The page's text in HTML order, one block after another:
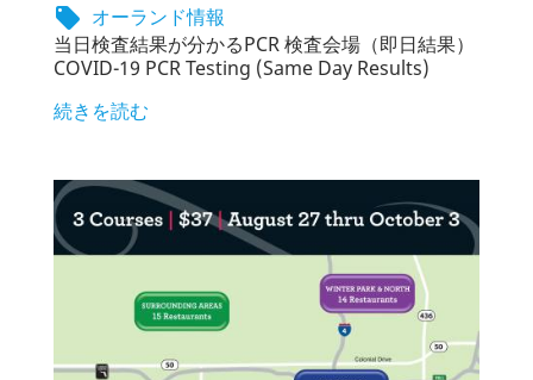
 オーランド情報
当日検査結果が分かるPCR 検査会場（即日結果）
COVID-19 PCR Testing (Same Day Results)
続きを読む